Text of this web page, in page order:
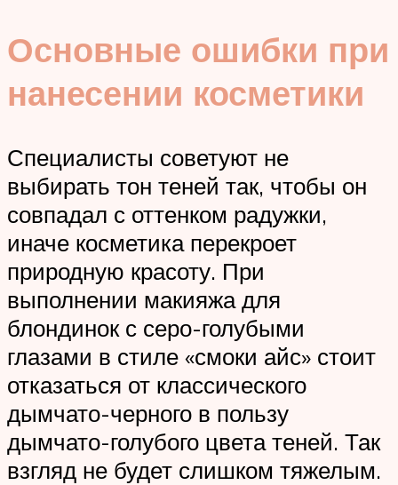
Основные ошибки при
нанесении косметики
Специалисты советуют не
выбирать тон теней так, чтобы он
совпадал с оттенком радужки,
иначе косметика перекроет
природную красоту. При
выполнении макияжа для
блондинок с серо-голубыми
глазами в стиле «смоки айс» стоит
отказаться от классического
дымчато-черного в пользу
дымчато-голубого цвета теней. Так
взгляд не будет слишком тяжелым.